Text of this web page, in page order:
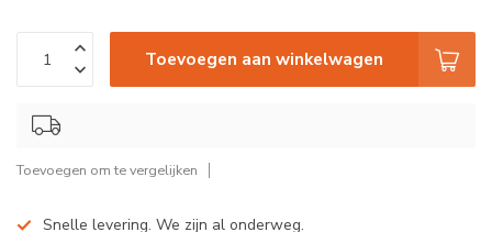
Toevoegen aan winkelwagen
Toevoegen om te vergelijken
Snelle levering. We zijn al onderweg.